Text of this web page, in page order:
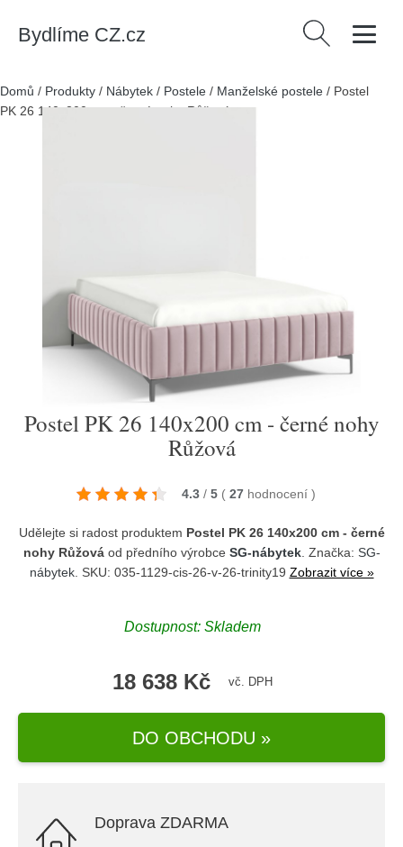
Bydlíme CZ.cz Vyhledávání
Domů / Produkty / Nábytek / Postele / Manželské postele / Postel
PK 26 140x200 cm - černé nohy Růžová
Postel PK 26 140x200 cm - černé nohy
Růžová
4.3 / 5 ( 27 hodnocení )
Udělejte si radost produktem Postel PK 26 140x200 cm - černé
nohy Růžováod předního výrobce SG-nábytek. Značka: SG-
nábytek. SKU: 035-1129-cis-26-v-26-trinity19 Zobrazit více »
Dostupnost: Skladem
18 638 Kč vč. DPH
DO OBCHODU »
Doprava ZDARMA